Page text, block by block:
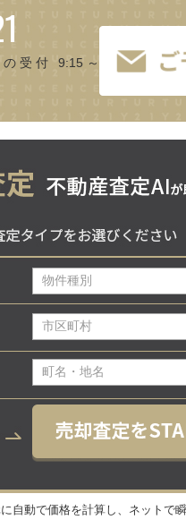
受付 9:15～
動で価格を計算し、ネットで